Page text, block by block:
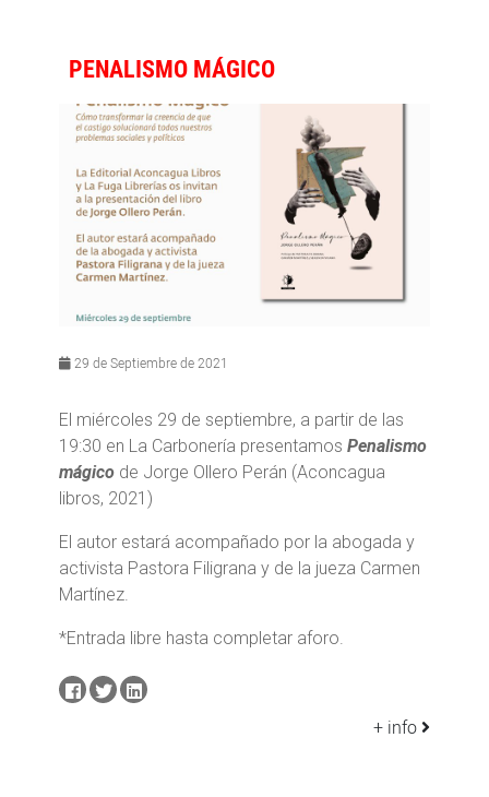
PENALISMO MÁGICO
29 de Septiembre de 2021
El miércoles 29 de septiembre, a partir de las
19:30 en La Carbonería presentamos Penalismo
mágico de Jorge Ollero Perán (Aconcagua
libros, 2021)
El autor estará acompañado por la abogada y
activista Pastora Filigrana y de la jueza Carmen
Martínez.
*Entrada libre hasta completar aforo.
+ info